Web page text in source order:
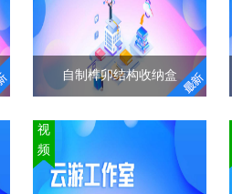
暖的家，并且引发相应
环境思考。
自制榫卯结构收纳盒
自制榫卯结构收纳盒
榫卯被称作家具的“灵
魂”，木构件上凸出的榫
视
频